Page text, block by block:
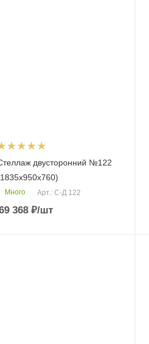
двусторонний №122
Много Арт.: С-Д 122
368₽/шт